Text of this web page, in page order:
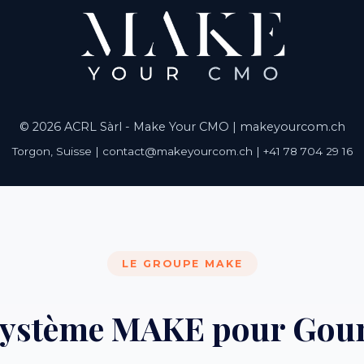
© 2026 ACRL Sàrl - Make Your CMO | makeyourcom.ch
Torgon, Suisse | contact@makeyourcom.ch | +41 78 704 29 16
LE GROUPE MAKE
MAKE pour